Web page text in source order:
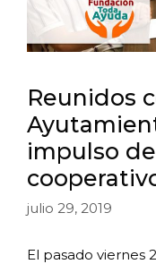
Reunidos
impulso
julio 29, 2019
El pasado viernes